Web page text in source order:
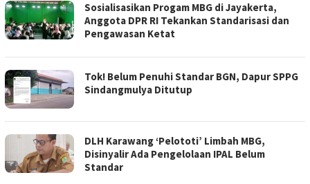
Sosialisasikan Progam MBG di Jayakerta,
Anggota DPR RI Tekankan Standarisasi dan
Pengawasan Ketat
Tok! Belum Penuhi Standar BGN, Dapur SPPG
Sindangmulya Ditutup
DLH Karawang ‘Pelototi’ Limbah MBG,
Disinyalir Ada Pengelolaan IPAL Belum
Standar